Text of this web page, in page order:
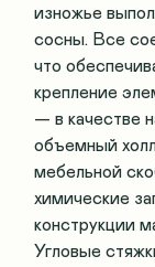
изножье
сосны. Все
что
крепление
— в качестве
объемный
мебельной
химические
конструкции
Угловые